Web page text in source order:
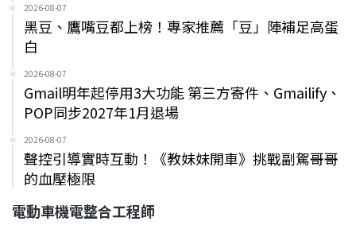
2026-08-07
黑豆、鷹嘴豆都上榜！專家推薦「豆」陣補足高蛋
白
2026-08-07
Gmail明年起停用3大功能 第三方寄件、Gmailify、
POP同步2027年1月退場
2026-08-07
聲控引導實時互動！《教妹妹開車》挑戰副駕哥哥
的血壓極限
電動車機電整合工程師